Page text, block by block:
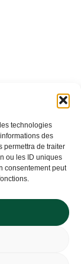
technologies
des
permettra de traiter
ou les ID uniques
consentement peut
de-